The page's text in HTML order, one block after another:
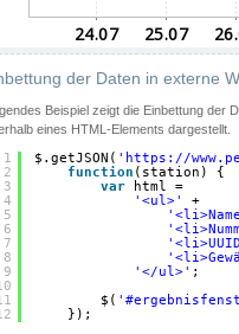
der Daten in externe
Beispiel zeigt die Einbettung der
eines HTML-Elements dargestellt.
1
2
3
4
5
6
7
8
9
$.getJSON( ' https://
function (station) {
var
html =
'<ul>'
+
'</ul>' ;
$(
});